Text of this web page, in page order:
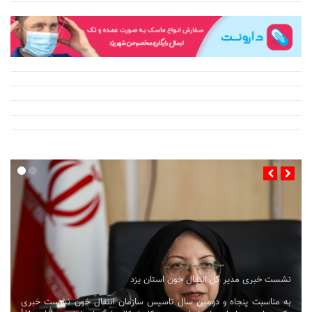
نشست خبری مدیر کل انتقال خون استان یزد
به مناسبت پنجاه و دومین سال تاسیس سازمان انتقال خون نشست خبری